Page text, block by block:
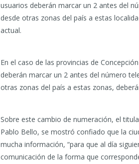
usuarios deberán marcar un 2 antes del
desde otras zonas del país a estas
actual.
En el caso de las provincias de
deberán marcar un 2 antes del número
otras zonas del país a estas zonas,
Sobre este cambio de numeración, el
Pablo Bello, se mostró confiado que la
mucha información, “para que al día
comunicación de la forma que